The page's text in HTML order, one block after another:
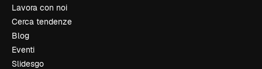
Lavora con noi
Cerca tendenze
Blog
Eventi
Slidesgo